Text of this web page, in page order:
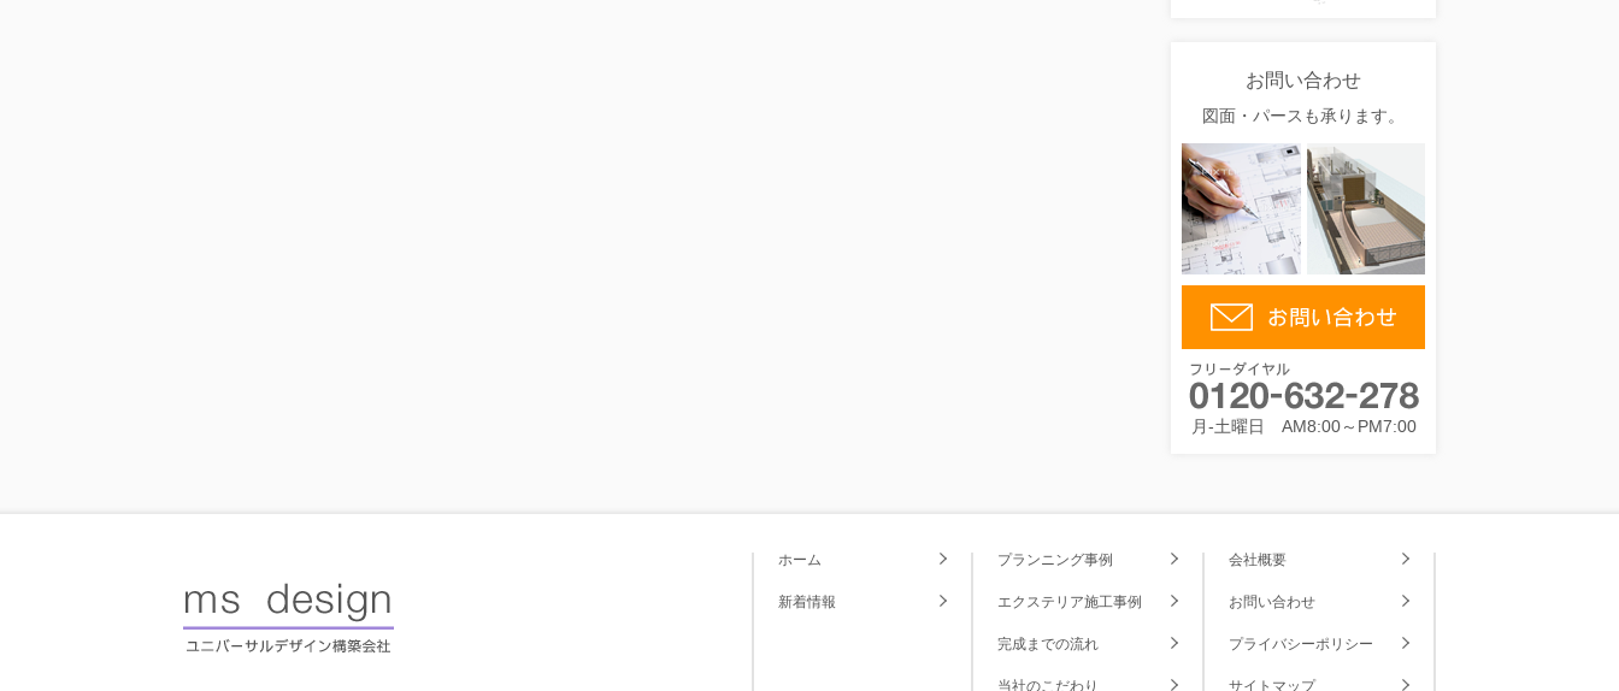
お問い合わせ
図面・パースも承ります。
月-土曜日 AM8:00～PM7:00
ホーム
新着情報
プランニング事例
エクステリア施工事例
完成までの流れ
当社のこだわり
会社概要
お問い合わせ
プライバシーポリシー
サイトマップ